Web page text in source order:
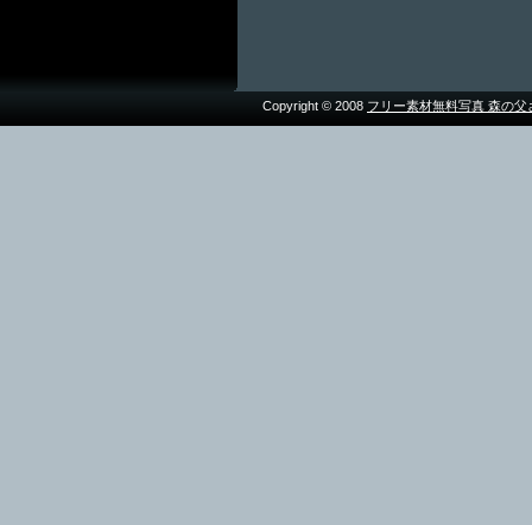
Copyright © 2008 フリー素材無料写真 森の父